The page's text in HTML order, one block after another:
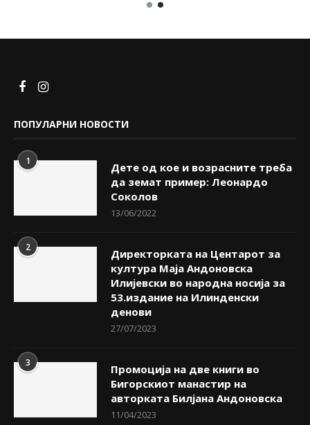
ПОПУЛАРНИ НОВОСТИ
1
Дете од кое и возрасните треба
да земат пример: Леонардо
Соколов
13/06/2022
2
Директорката на Центарот за
култура Маја Андоновска
Илијевски во народна носија за
53.издание на Илинденски
денови
27/07/2023
3
Промоција на две книги во
Бигорскиот манастир на
авторката Билјана Андоновска
11/04/2023